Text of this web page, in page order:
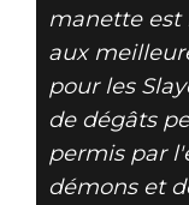
manette est
aux
pour les
de dégâts
permis par
démons et